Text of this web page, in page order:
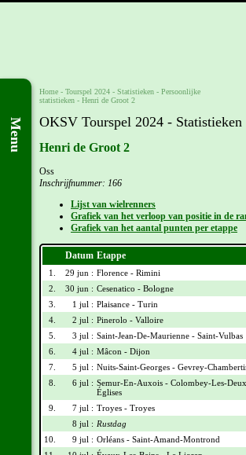
Menu
Home - Tourspel 2024 - Statistieken - Persoonlijke
statistieken - Henri de Groot 2
OKSV Tourspel 2024 - Statistieken
Henri de Groot 2
Oss
Inschrijfnummer: 166
Lijst van wielrenners
Grafiek van het verloop van positie in de
Grafiek van het aantal punten per etappe
Datum Etappe
1. 29 jun : Florence - Rimini
2.
30 jun : Cesenatico - Bologne
3.
1 jul : Plaisance - Turin
4.
2 jul : Pinerolo - Valloire
5.
3 jul : Saint-Jean-De-Maurienne - Saint-Vulbas
6.
4 jul : Mâcon - Dijon
7.
5 jul : Nuits-Saint-Georges - Gevrey-
8.
6 jul : Semur-En-Auxois - Colombey-Les-
Églises
9. 7 jul : Troyes - Troyes
8 jul : Rustdag
10.
9 jul : Orléans - Saint-Amand-Montrond